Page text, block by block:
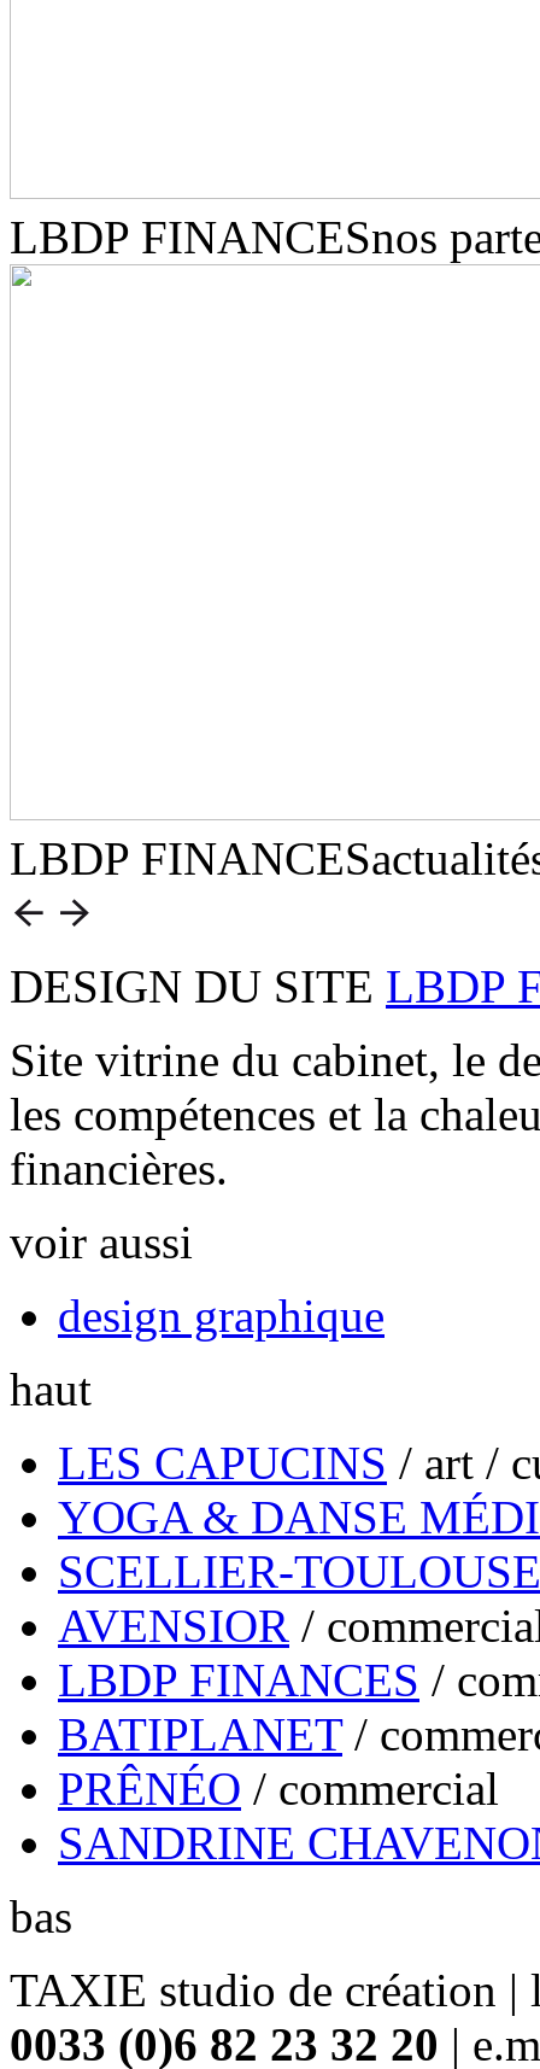
LBDP FINANCESnos
LBDP FINANCES
DESIGN DU SITE LBDP
Site vitrine du cabinet, le
les compétences et la
financières.
voir aussi
design graphique
haut
LES CAPUCINS / art /
YOGA & DANSE
SCELLIER-
AVENSIOR /
LBDP FINANCES /
BATIPLANET/
PRÊNÉO / commercial
SANDRINE
bas
TAXIE studio de création |
0033 (0)6 82 23 32 20 |